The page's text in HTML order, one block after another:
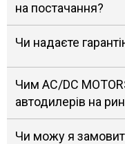
на постачання?
Чи надаєте
Чим AC/DC
автодилерів на
Чи можу я